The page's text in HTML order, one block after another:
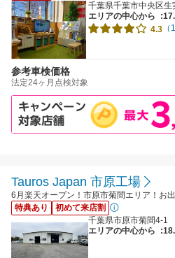
千葉県千葉市中央区生
エリアの中心から
4.3
参考車検価格
法定24ヶ月点検対象
Tauros Japan 市原工場
6月楽天オープン！市原市菊間エリア！お
特典あり
初めて来店割
千葉県市原市菊間4-1
エリアの中心から